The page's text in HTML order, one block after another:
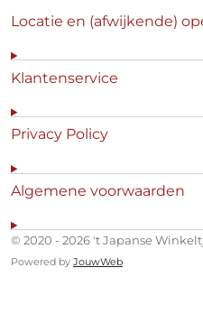
Locatie en (afwijkende)
Klantenservice
Privacy Policy
Algemene voorwaarden
© 2020 - 2026 't Japanse
Powered by JouwWeb